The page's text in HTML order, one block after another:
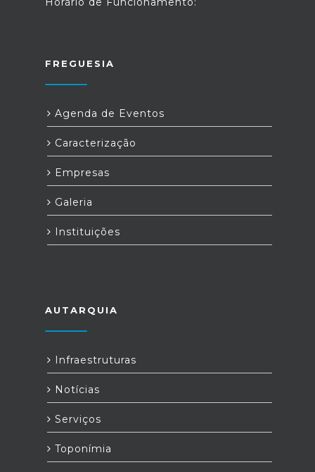
FREGUESIA
Agenda de Eventos
Caracterização
Empresas
Galeria
Instituições
AUTARQUIA
Infraestruturas
Notícias
Serviços
Toponímia